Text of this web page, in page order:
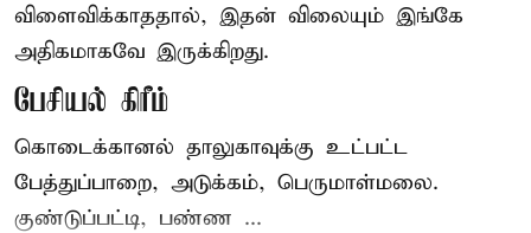
விளைவிக்காததால், இதன் விலையும் இங்கே
அதிகமாகவே இருக்கிறது.
பேசியல் கிரீம்
கொடைக்கானல் தாலுகாவுக்கு உட்பட்ட
பேத்துப்பாறை, அடுக்கம், பெருமாள்மலை.
குண்டுப்பட்டி, பண்ண ...